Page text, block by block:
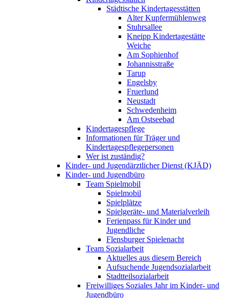
Städtische Kindertagesstätten
Alter Kupfermühlenweg
Stuhrsallee
Kneipp Kindertagestätte
Weiche
Am Sophienhof
Johannisstraße
Tarup
Engelsby
Fruerlund
Neustadt
Schwedenheim
Am Ostseebad
Kindertagespflege
Informationen für Träger und
Kindertagespflegepersonen
Wer ist zuständig?
Kinder- und Jugendärztlicher Dienst (KJÄD)
Kinder- und Jugendbüro
Team Spielmobil
Spielmobil
Spielplätze
Spielgeräte- und Materialverleih
Ferienpass für Kinder und
Jugendliche
Flensburger Spielenacht
Team Sozialarbeit
Aktuelles aus diesem Bereich
Aufsuchende Jugendsozialarbeit
Stadtteilsozialarbeit
Freiwilliges Soziales Jahr im Kinder- und
Jugendbüro